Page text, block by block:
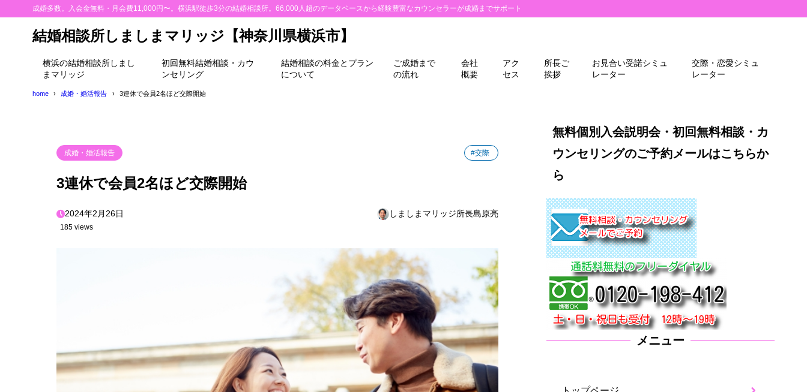
成婚多数。入会金無料・月会費11,000円〜。横浜駅徒歩3分の結婚相談所。66,000人超のデータベースから経験豊富なカウンセラーが成婚までサポート
結婚相談所しましまマリッジ【神奈川県横浜市】
横浜の結婚相談所しまし
まマリッジ
初回無料結婚相談・カウ
ンセリング
結婚相談の料金とプラン
について
ご成婚まで
の流れ
会社
概要
アク
セス
所長ご
挨拶
お見合い受諾シミュ
レーター
交際・恋愛シミュ
レーター
home 成婚・婚活報告 3連休で会員2名ほど交際開始
成婚・婚活報告 #交際
3連休で会員2名ほど交際開始
2024年2月26日 しましまマリッジ所長島原亮
185 views
無料個別入会説明会・初回無料相談・カ
ウンセリングのご予約メールはこちらか
ら
メニュー